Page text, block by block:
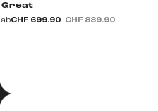
Great
abCHF 699.90 CHF 889.90